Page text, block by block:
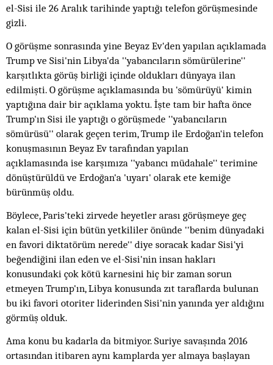
el-Sisi ile 26 Aralık tarihinde yaptığı telefon görüşmesinde
gizli.
O görüşme sonrasında yine Beyaz Ev'den yapılan açıklamada
Trump ve Sisi'nin Libya'da ''yabancıların sömürülerine''
karşıtlıkta görüş birliği içinde oldukları dünyaya ilan
edilmişti. O görüşme açıklamasında bu 'sömürüyü' kimin
yaptığına dair bir açıklama yoktu. İşte tam bir hafta önce
Trump'ın Sisi ile yaptığı o görüşmede ''yabancıların
sömürüsü'' olarak geçen terim, Trump ile Erdoğan'in telefon
konuşmasının Beyaz Ev tarafından yapılan
açıklamasında ise karşımıza ''yabancı müdahale'' terimine
dönüştürüldü ve Erdoğan'a 'uyarı' olarak ete kemiğe
bürünmüş oldu.
Böylece, Paris'teki zirvede heyetler arası görüşmeye geç
kalan el-Sisi için bütün yetkililer önünde ''benim dünyadaki
en favori diktatörüm nerede'' diye soracak kadar Sisi'yi
beğendiğini ilan eden ve el-Sisi'nin insan hakları
konusundaki çok kötü karnesini hiç bir zaman sorun
etmeyen Trump'ın, Libya konusunda zıt taraflarda bulunan
bu iki favori otoriter liderinden Sisi'nin yanında yer aldığını
görmüş olduk.
Ama konu bu kadarla da bitmiyor. Suriye savaşında 2016
ortasından itibaren aynı kamplarda yer almaya başlayan